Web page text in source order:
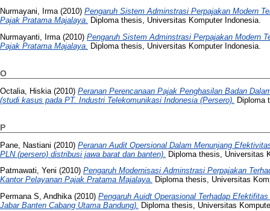
Nurmayani, Irma(2010) Pengaruh Sistem Adminstrasi Perpajakan Modern
Pajak Pratama Majalaya. Diploma thesis, Universitas Komputer Indonesia.
Nurmayanti, Irma(2010) Pengaruh Sistem Adminstrasi Perpajakan Modern
Pajak Pratama Majalaya. Diploma thesis, Universitas Komputer Indonesia.
O
Octalia, Hiskia (2010) Peranan Perencanaan Pajak Penghasilan Badan
(studi kasus pada PT. Industri Telekomunikasi Indonesia (Persero).
Diploma
P
Pane, Nastiani (2010) Peranan Audit Opersional Dalam Menunjang
PLN (persero) distribusi jawa barat dan banten). Diploma thesis, Universitas
Patmawati, Yeni (2010) Pengaruh Modernisasi Adminstrasi Perpajakan
Kantor Pelayanan Pajak Pratama Majalaya. Diploma thesis, Universitas
Permana S, Andhika(2010) Pengaruh Auidt Operasional Terhadap
Jabar Banten Cabang Utama Bandung). Diploma thesis, Universitas